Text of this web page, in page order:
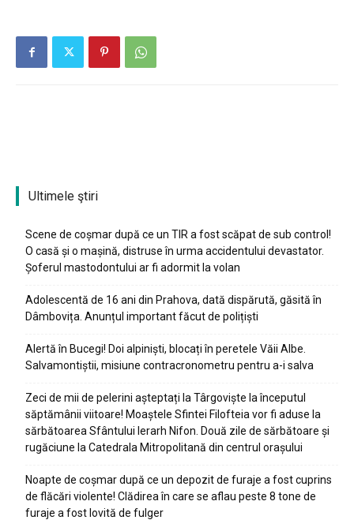
Ultimele ştiri
Scene de coșmar după ce un TIR a fost scăpat de sub control!
O casă și o mașină, distruse în urma accidentului devastator.
Șoferul mastodontului ar fi adormit la volan
Adolescentă de 16 ani din Prahova, dată dispărută, găsită în
Dâmbovița. Anunțul important făcut de polițiști
Alertă în Bucegi! Doi alpiniști, blocați în peretele Văii Albe.
Salvamontiștii, misiune contracronometru pentru a-i salva
Zeci de mii de pelerini așteptați la Târgoviște la începutul
săptămânii viitoare! Moaștele Sfintei Filofteia vor fi aduse la
sărbătoarea Sfântului Ierarh Nifon. Două zile de sărbătoare și
rugăciune la Catedrala Mitropolitană din centrul orașului
Noapte de coșmar după ce un depozit de furaje a fost cuprins
de flăcări violente! Clădirea în care se aflau peste 8 tone de
furaje a fost lovită de fulger